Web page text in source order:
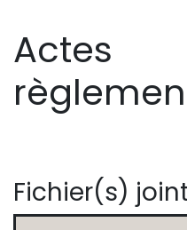
Actes
Fichier(s)